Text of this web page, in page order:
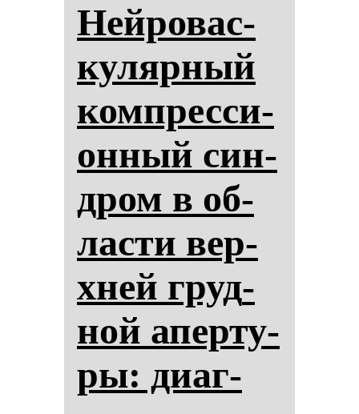
Ней­ро­вас­
ку­ляр­ный
ком­прес­си­
он­ный син­
дром в об­
лас­ти вер­
хней груд­
ной апер­ту­
ры: ди­аг­